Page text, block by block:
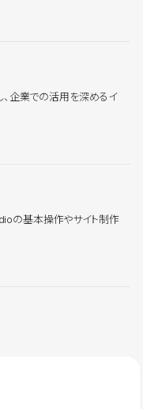
企業での活用を深めるイ
の基本操作やサイト制作